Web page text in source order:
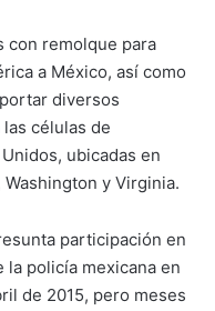
con remolque para
a México, así como
diversos
células de
ubicadas en
y Virginia.
participación en
la policía mexicana en
de 2015, pero meses